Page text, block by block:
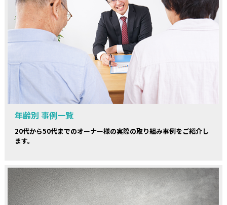
年齢別 事例一覧
20代から50代までのオーナー様の実際の取り組み事例をご紹介し
ます。